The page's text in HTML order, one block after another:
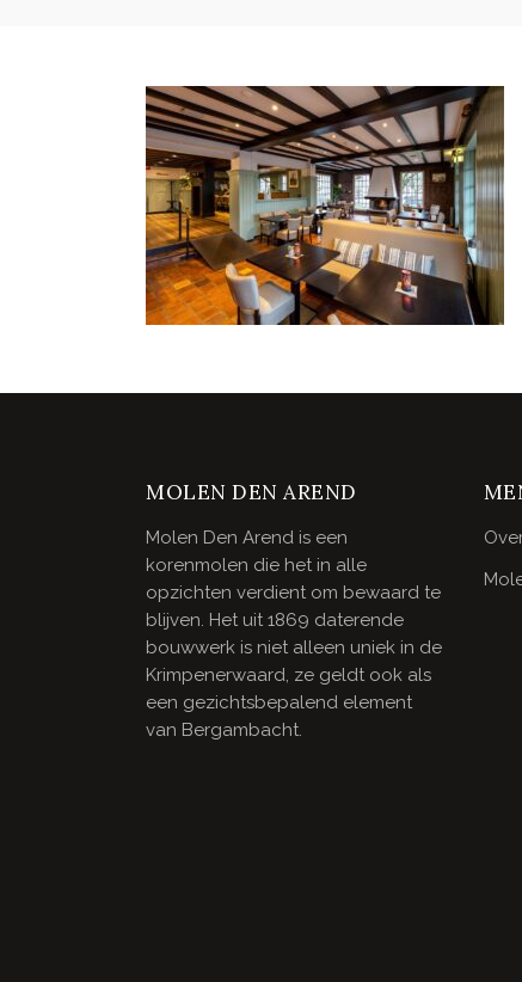
MOLEN DEN AREND
Molen Den Arend is een
korenmolen die het in alle
opzichten verdient om bewaard te
blijven. Het uit 1869 daterende
bouwwerk is niet alleen uniek in de
Krimpenerwaard, ze geldt ook als
een gezichtsbepalend element
van Bergambacht.